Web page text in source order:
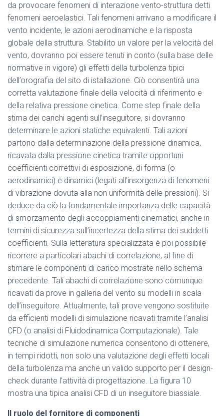
da provocare fenomeni di interazione vento-struttura detti
fenomeni aeroelastici. Tali fenomeni arrivano a modificare il
vento incidente, le azioni aerodinamiche e la risposta
globale della struttura. Stabilito un valore per la velocità del
vento, dovranno poi essere tenuti in conto (sulla base delle
normative in vigore) gli effetti della turbolenza tipici
dell’orografia del sito di istallazione. Ciò consentirà una
corretta valutazione finale della velocità di riferimento e
della relativa pressione cinetica. Come step finale della
stima dei carichi agenti sull’inseguitore, si dovranno
determinare le azioni statiche equivalenti. Tali azioni
partono dalla determinazione della pressione dinamica,
ricavata dalla pressione cinetica tramite opportuni
coefficienti correttivi di esposizione, di forma (o
aerodinamici) e dinamici (legati all’insorgenza di fenomeni
di vibrazione dovuta alla non uniformità delle pressioni). Si
deduce da ciò la fondamentale importanza delle capacità
di smorzamento degli accoppiamenti cinematici, anche in
termini di sicurezza sull’incertezza della stima dei suddetti
coefficienti. Sulla letteratura specializzata è poi possibile
ricorrere a particolari abachi di correlazione, al fine di
stimare le componenti di carico mostrate nello schema
precedente. Tali abachi di correlazione sono comunque
ricavati da prove in galleria del vento su modelli in scala
dell’inseguitore. Attualmente, tali prove vengono sostituite
da efficienti modelli di simulazione ricavati tramite l’analisi
CFD (o analisi di Fluidodinamica Computazionale). Tale
tecniche di simulazione numerica consentono di ottenere,
in tempi ridotti, non solo una valutazione degli effetti locali
della turbolenza ma anche un valido supporto per il design-
check durante l’attività di progettazione. La figura 10
mostra una tipica analisi CFD di un inseguitore biassiale.
Il ruolo del fornitore di componenti